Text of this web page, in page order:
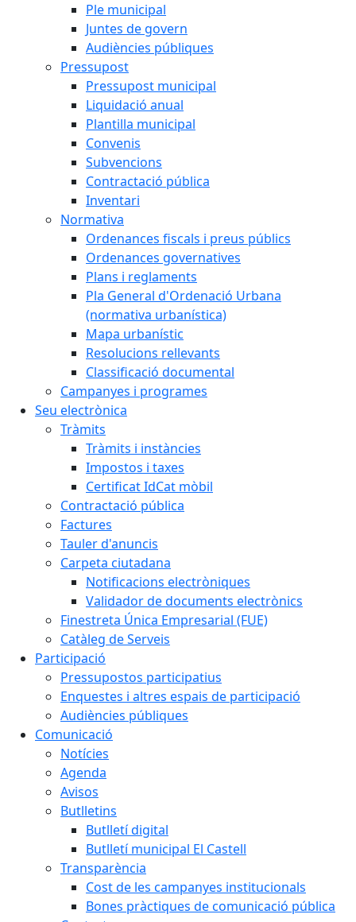
Ple municipal
Juntes de govern
Audiències públiques
Pressupost
Pressupost municipal
Liquidació anual
Plantilla municipal
Convenis
Subvencions
Contractació pública
Inventari
Normativa
Ordenances fiscals i preus públics
Ordenances governatives
Plans i reglaments
Pla General d'Ordenació Urbana
(normativa urbanística)
Mapa urbanístic
Resolucions rellevants
Classificació documental
Campanyes i programes
Seu electrònica
Tràmits
Tràmits i instàncies
Impostos i taxes
Certificat IdCat mòbil
Contractació pública
Factures
Tauler d'anuncis
Carpeta ciutadana
Notificacions electròniques
Validador de documents electrònics
Finestreta Única Empresarial (FUE)
Catàleg de Serveis
Participació
Pressupostos participatius
Enquestes i altres espais de participació
Audiències públiques
Comunicació
Notícies
Agenda
Avisos
Butlletins
Butlletí digital
Butlletí municipal El Castell
Transparència
Cost de les campanyes institucionals
Bones pràctiques de comunicació pública